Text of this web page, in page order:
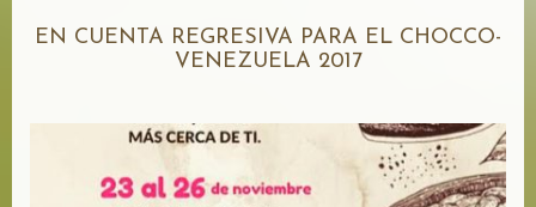
EN CUENTA REGRESIVA PARA EL CHOCCO-
VENEZUELA 2017